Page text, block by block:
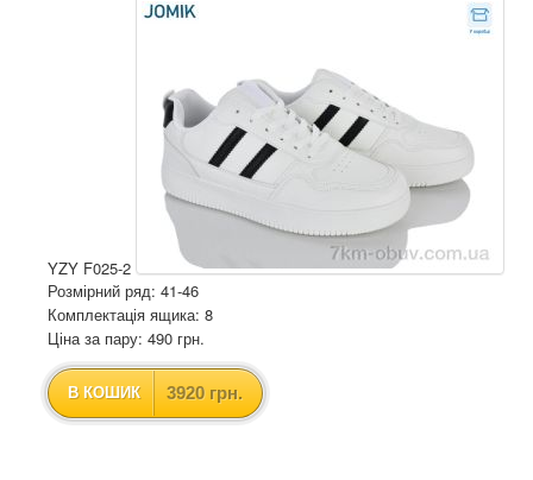
YZY F025-2
Розмірний ряд: 41-46
Комплектація ящика: 8
Ціна за пару: 490 грн.
В КОШИК 3920 грн.